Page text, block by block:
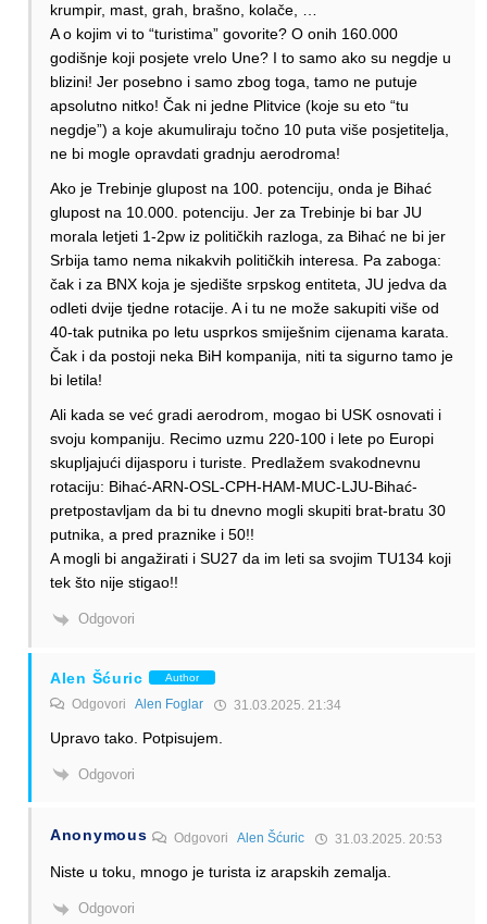
krumpir, mast, grah, brašno, kolače, …
A o kojim vi to “turistima” govorite? O onih 160.000
godišnje koji posjete vrelo Une? I to samo ako su negdje u
blizini! Jer posebno i samo zbog toga, tamo ne putuje
apsolutno nitko! Čak ni jedne Plitvice (koje su eto “tu
negdje”) a koje akumuliraju točno 10 puta više posjetitelja,
ne bi mogle opravdati gradnju aerodroma!
Ako je Trebinje glupost na 100. potenciju, onda je Bihać
glupost na 10.000. potenciju. Jer za Trebinje bi bar JU
morala letjeti 1-2pw iz političkih razloga, za Bihać ne bi jer
Srbija tamo nema nikakvih političkih interesa. Pa zaboga:
čak i za BNX koja je sjedište srpskog entiteta, JU jedva da
odleti dvije tjedne rotacije. A i tu ne može sakupiti više od
40-tak putnika po letu usprkos smiješnim cijenama karata.
Čak i da postoji neka BiH kompanija, niti ta sigurno tamo je
bi letila!
Ali kada se već gradi aerodrom, mogao bi USK osnovati i
svoju kompaniju. Recimo uzmu 220-100 i lete po Europi
skupljajući dijasporu i turiste. Predlažem svakodnevnu
rotaciju: Bihać-ARN-OSL-CPH-HAM-MUC-LJU-Bihać-
pretpostavljam da bi tu dnevno mogli skupiti brat-bratu 30
putnika, a pred praznike i 50!!
A mogli bi angažirati i SU27 da im leti sa svojim TU134 koji
tek što nije stigao!!
Odgovori
Alen Šćuric Author
Odgovori Alen Foglar 31.03.2025. 21:34
Upravo tako. Potpisujem.
Odgovori
Anonymous OdgovoriAlen Šćuric 31.03.2025. 20:53
Niste u toku, mnogo je turista iz arapskih zemalja.
Odgovori